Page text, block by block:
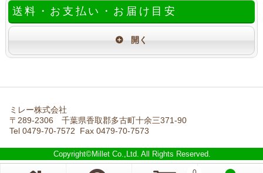
送料・お支払い・お届け目安
ミレー株式会社
〒289-2306 千葉県香取郡多古町十余三371-90
Tel 0479-70-7572 Fax 0479-70-7573
Copyright©Millet Co.,Ltd. All Rights Reserved.